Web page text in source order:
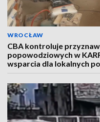
WROCŁAW
CBA kontroluje
popowodziowych w
wsparcia dla lokalnych